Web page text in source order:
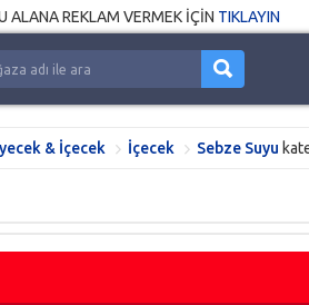
ALANA REKLAM VERMEK İÇİN TIKLAYIN
& İçecek İçecek Sebze Suyu